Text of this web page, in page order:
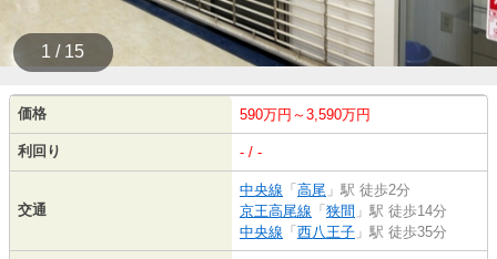
1 / 15
価格 590万円～3,590万円
利回り - / -
交通
中央線 「 高尾 」駅 徒歩2分
京王高尾線 「 狭間 」駅 徒歩14分
中央線 「 西八王子 」駅 徒歩35分